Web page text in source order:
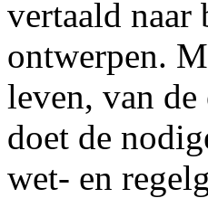
vertaald
ontwerpen.
leven, van de
doet de
wet- en